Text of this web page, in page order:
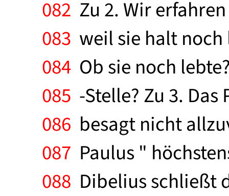
082 Zu 2. Wir
083 weil sie halt
084 Ob sie noch
085 -Stelle? Zu 3.
086 besagt nicht
087 Paulus "
088 Dibelius schließt